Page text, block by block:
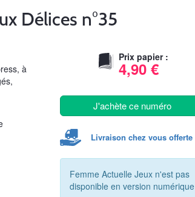
Délices n°35
à
Prix papier :
4,90 €
J'achète ce numéro
Livraison chez vous offerte
Femme Actuelle Jeux n'est pas
disponible en version numérique